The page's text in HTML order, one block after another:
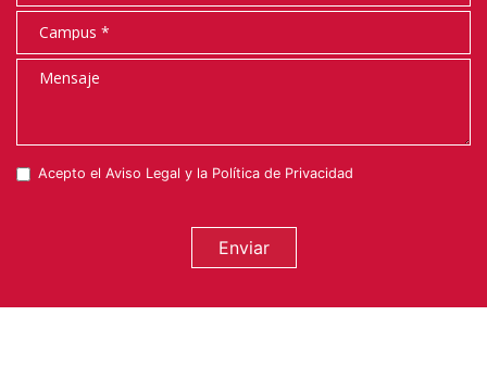
Acepto el Aviso Legal y la Política de Privacidad
Enviar